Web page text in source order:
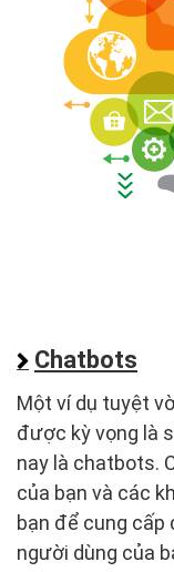
Chatbots
Một ví dụ tuyệt
được kỳ vọng là
nay là chatbots.
của bạn và các
bạn để cung cấp
người dùng của